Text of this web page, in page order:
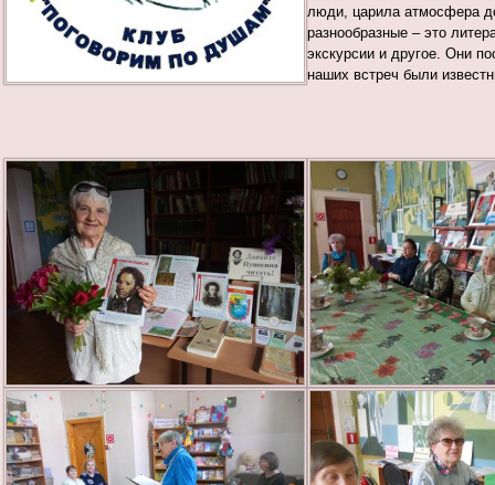
люди, царила атмосфера
разнообразные – это
экскурсии и другое. Они
наших встреч были